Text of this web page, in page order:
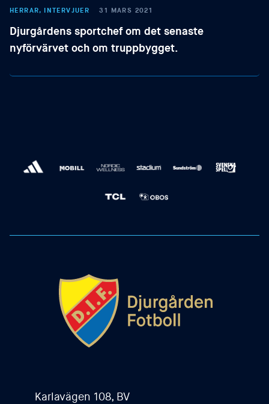
HERRAR, INTERVJUER 31 MARS 2021
Djurgårdens sportchef om det senaste
nyförvärvet och om truppbygget.
Karlavägen 108, BV